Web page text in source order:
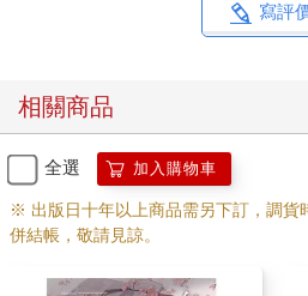
寫評
相關商品
全選 加入購物車
※ 出版日十年以上商品需另下訂，調貨
併結帳，敬請見諒。